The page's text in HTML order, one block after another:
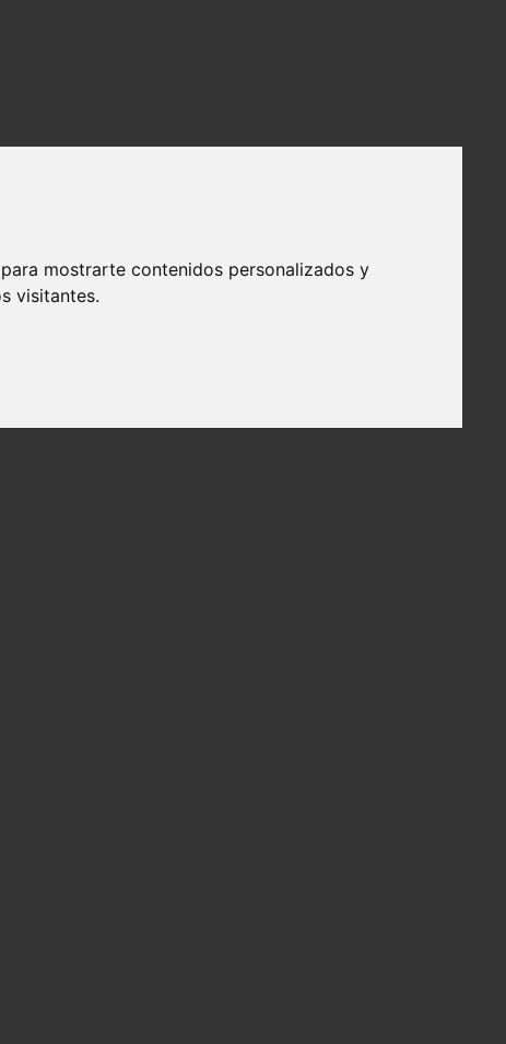
mostrarte contenidos personalizados y
visitantes.